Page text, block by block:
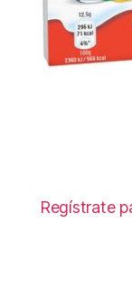
Regístrate